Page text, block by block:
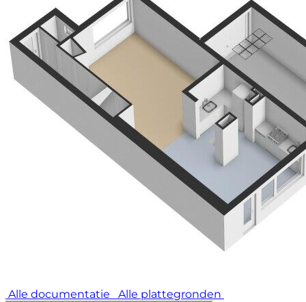
Alle documentatie Alle plattegronden